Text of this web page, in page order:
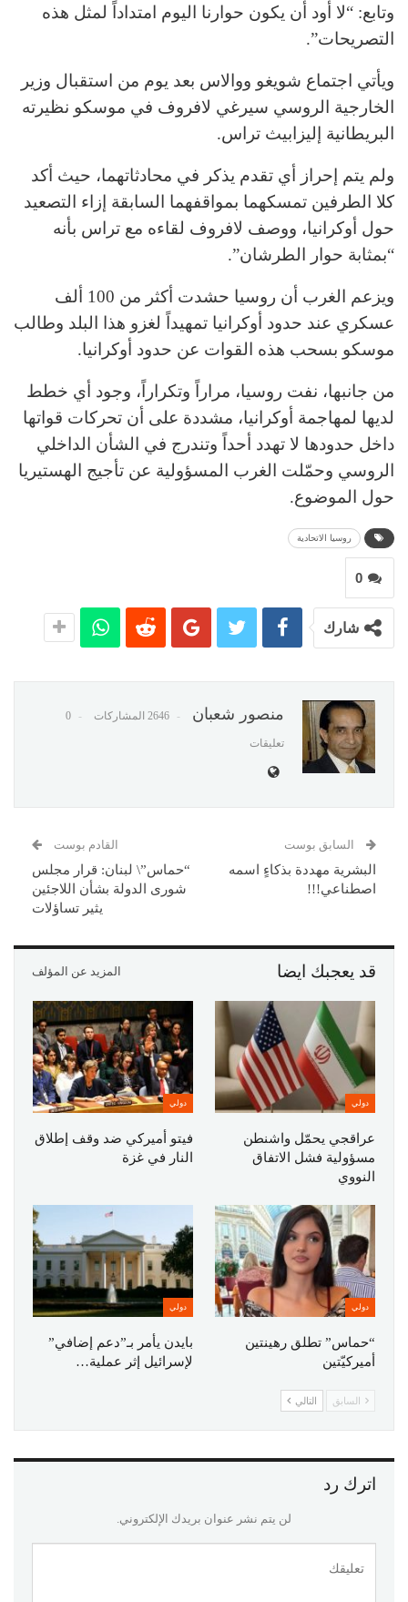
وتابع: “لا أود أن يكون حوارنا اليوم امتداداً لمثل هذه
التصريحات”.
ويأتي اجتماع شويغو ووالاس بعد يوم من استقبال وزير
الخارجية الروسي سيرغي لافروف في موسكو نظيرته
البريطانية إليزابيث تراس.
ولم يتم إحراز أي تقدم يذكر في محادثاتهما، حيث أكد
كلا الطرفين تمسكهما بمواقفهما السابقة إزاء التصعيد
حول أوكرانيا، ووصف لافروف لقاءه مع تراس بأنه
“بمثابة حوار الطرشان”.
ويزعم الغرب أن روسيا حشدت أكثر من 100 ألف
عسكري عند حدود أوكرانيا تمهيداً لغزو هذا البلد وطالب
موسكو بسحب هذه القوات عن حدود أوكرانيا.
من جانبها، نفت روسيا، مراراً وتكراراً، وجود أي خطط
لديها لمهاجمة أوكرانيا، مشددة على أن تحركات قواتها
داخل حدودها لا تهدد أحداً وتندرج في الشأن الداخلي
الروسي وحمّلت الغرب المسؤولية عن تأجيج الهستيريا
حول الموضوع.
روسيا الاتحادية
0
شارك
منصور شعبان 2646 المشاركات 0
تعليقات
السابق بوست
البشرية مهددة بذكاءٍ اسمه
اصطناعي!!!
القادم بوست
“حماس”\ لبنان: قرار مجلس
شورى الدولة بشأن اللاجئين
يثير تساؤلات
قد يعجبك ايضا المزيد عن المؤلف
دولي
عراقجي يحمّل واشنطن
مسؤولية فشل الاتفاق
النووي
دولي
فيتو أميركي ضد وقف إطلاق
النار في غزة
دولي
“حماس” تطلق رهينتين
أميركيّتين
دولي
بايدن يأمر بـ”دعم إضافي”
لإسرائيل إثر عملية…
السابق التالي
اترك رد
لن يتم نشر عنوان بريدك الإلكتروني.